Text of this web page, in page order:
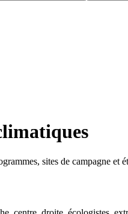
sites de campagne et